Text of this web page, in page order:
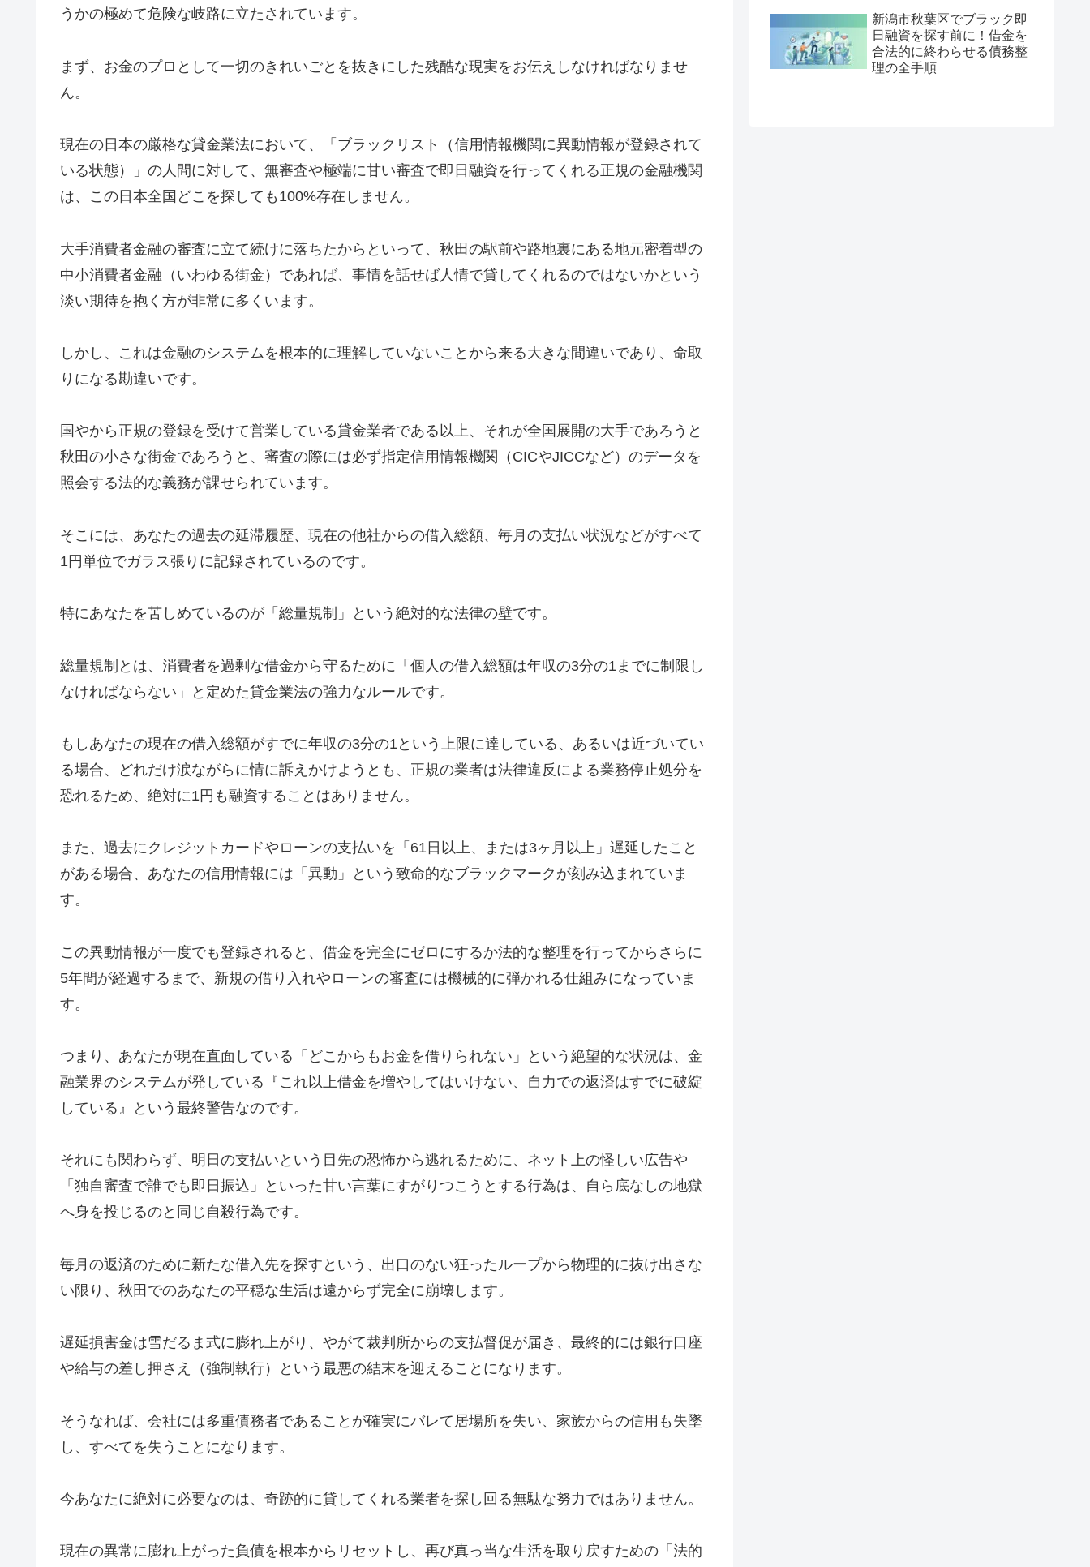
うかの極めて危険な岐路に立たされています。
まず、お金のプロとして一切のきれいごとを抜きにした残酷な現実をお伝えしなければなりませ
ん。
現在の日本の厳格な貸金業法において、「ブラックリスト（信用情報機関に異動情報が登録されて
いる状態）」の人間に対して、無審査や極端に甘い審査で即日融資を行ってくれる正規の金融機関
は、この日本全国どこを探しても100%存在しません。
大手消費者金融の審査に立て続けに落ちたからといって、秋田の駅前や路地裏にある地元密着型の
中小消費者金融（いわゆる街金）であれば、事情を話せば人情で貸してくれるのではないかという
淡い期待を抱く方が非常に多くいます。
しかし、これは金融のシステムを根本的に理解していないことから来る大きな間違いであり、命取
りになる勘違いです。
国やから正規の登録を受けて営業している貸金業者である以上、それが全国展開の大手であろうと
秋田の小さな街金であろうと、審査の際には必ず指定信用情報機関（CICやJICCなど）のデータを
照会する法的な義務が課せられています。
そこには、あなたの過去の延滞履歴、現在の他社からの借入総額、毎月の支払い状況などがすべて
1円単位でガラス張りに記録されているのです。
特にあなたを苦しめているのが「総量規制」という絶対的な法律の壁です。
総量規制とは、消費者を過剰な借金から守るために「個人の借入総額は年収の3分の1までに制限し
なければならない」と定めた貸金業法の強力なルールです。
もしあなたの現在の借入総額がすでに年収の3分の1という上限に達している、あるいは近づいてい
る場合、どれだけ涙ながらに情に訴えかけようとも、正規の業者は法律違反による業務停止処分を
恐れるため、絶対に1円も融資することはありません。
また、過去にクレジットカードやローンの支払いを「61日以上、または3ヶ月以上」遅延したこと
がある場合、あなたの信用情報には「異動」という致命的なブラックマークが刻み込まれていま
す。
この異動情報が一度でも登録されると、借金を完全にゼロにするか法的な整理を行ってからさらに
5年間が経過するまで、新規の借り入れやローンの審査には機械的に弾かれる仕組みになっていま
す。
つまり、あなたが現在直面している「どこからもお金を借りられない」という絶望的な状況は、金
融業界のシステムが発している『これ以上借金を増やしてはいけない、自力での返済はすでに破綻
している』という最終警告なのです。
それにも関わらず、明日の支払いという目先の恐怖から逃れるために、ネット上の怪しい広告や
「独自審査で誰でも即日振込」といった甘い言葉にすがりつこうとする行為は、自ら底なしの地獄
へ身を投じるのと同じ自殺行為です。
毎月の返済のために新たな借入先を探すという、出口のない狂ったループから物理的に抜け出さな
い限り、秋田でのあなたの平穏な生活は遠からず完全に崩壊します。
遅延損害金は雪だるま式に膨れ上がり、やがて裁判所からの支払督促が届き、最終的には銀行口座
や給与の差し押さえ（強制執行）という最悪の結末を迎えることになります。
そうなれば、会社には多重債務者であることが確実にバレて居場所を失い、家族からの信用も失墜
し、すべてを失うことになります。
今あなたに絶対に必要なのは、奇跡的に貸してくれる業者を探し回る無駄な努力ではありません。
現在の異常に膨れ上がった負債を根本からリセットし、再び真っ当な生活を取り戻すための「法的
新潟市秋葉区でブラック即
日融資を探す前に！借金を
合法的に終わらせる債務整
理の全手順